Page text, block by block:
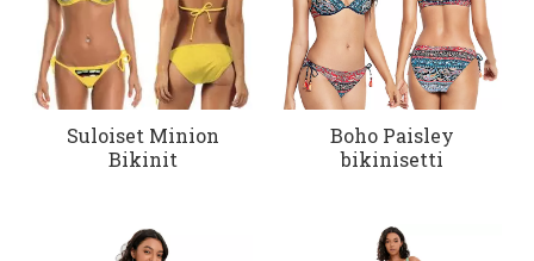
Suloiset Minion
Bikinit
Boho Paisley
bikinisetti